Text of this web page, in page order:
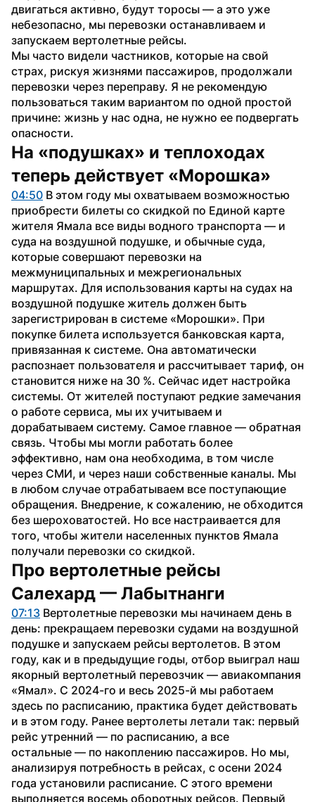
двигаться активно, будут торосы — а это уже
небезопасно, мы перевозки останавливаем и
запускаем вертолетные рейсы.
Мы часто видели частников, которые на свой
страх, рискуя жизнями пассажиров, продолжали
перевозки через переправу. Я не рекомендую
пользоваться таким вариантом по одной простой
причине: жизнь у нас одна, не нужно ее подвергать
опасности.
На «подушках» и теплоходах
теперь действует «Морошка»
04:50 В этом году мы охватываем возможностью
приобрести билеты со скидкой по Единой карте
жителя Ямала все виды водного транспорта — и
суда на воздушной подушке, и обычные суда,
которые совершают перевозки на
межмуниципальных и межрегиональных
маршрутах. Для использования карты на судах на
воздушной подушке житель должен быть
зарегистрирован в системе «Морошки». При
покупке билета используется банковская карта,
привязанная к системе. Она автоматически
распознает пользователя и рассчитывает тариф, он
становится ниже на 30 %. Сейчас идет настройка
системы. От жителей поступают редкие замечания
о работе сервиса, мы их учитываем и
дорабатываем систему. Самое главное — обратная
связь. Чтобы мы могли работать более
эффективно, нам она необходима, в том числе
через СМИ, и через наши собственные каналы. Мы
в любом случае отрабатываем все поступающие
обращения. Внедрение, к сожалению, не обходится
без шероховатостей. Но все настраивается для
того, чтобы жители населенных пунктов Ямала
получали перевозки со скидкой.
Про вертолетные рейсы
Салехард — Лабытнанги
07:13 Вертолетные перевозки мы начинаем день в
день: прекращаем перевозки судами на воздушной
подушке и запускаем рейсы вертолетов. В этом
году, как и в предыдущие годы, отбор выиграл наш
якорный вертолетный перевозчик — авиакомпания
«Ямал». С 2024-го и весь 2025-й мы работаем
здесь по расписанию, практика будет действовать
и в этом году. Ранее вертолеты летали так: первый
рейс утренний — по расписанию, а все
остальные — по накоплению пассажиров. Но мы,
анализируя потребность в рейсах, с осени 2024
года установили расписание. С этого времени
выполняется восемь оборотных рейсов. Первый